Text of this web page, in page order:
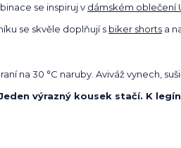
se inspiruj v dámském oblečení
se skvěle doplňují s biker shorts a
na 30 °C naruby. Aviváž vynech,
Jeden výrazný kousek stačí. K